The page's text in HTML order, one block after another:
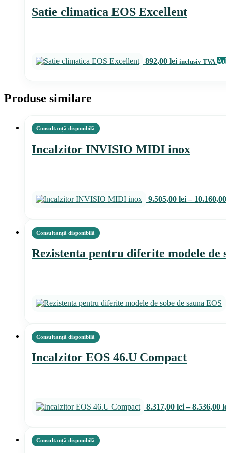
Satie climatica EOS Excellent
892,00 lei inclusiv TVA
Produse similare
Incalzitor INVISIO MIDI inox
9.505,00 lei – 10.160,00
Rezistenta pentru diferite modele de
Incalzitor EOS 46.U Compact
8.317,00 lei – 8.536,00